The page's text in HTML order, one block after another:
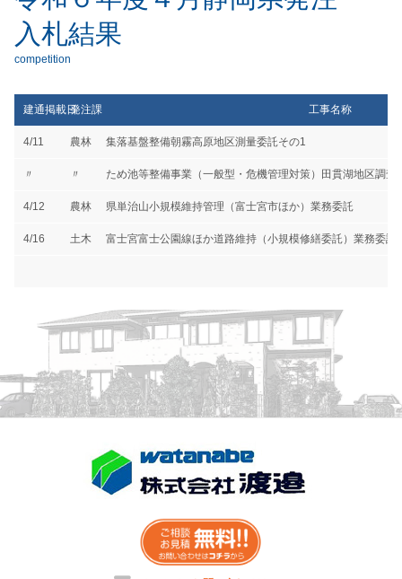
入札結果
建通掲載日発注課 工事名称
4/11 農林 集落基盤整備朝霧高原地区測量委託その1
〃 〃 ため池等整備事業（一般型・危機管理対策）田貫湖地区調査
4/12 農林 県単治山小規模維持管理（富士宮市ほか）業務委託
4/16 土木 富士宮富士公園線ほか道路維持（小規模修繕委託）業務委